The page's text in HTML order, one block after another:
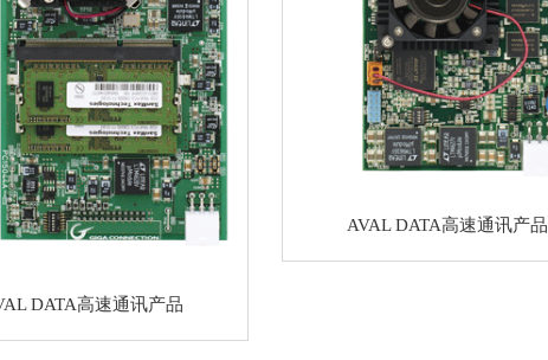
DATA高速通讯产品
AVAL DATA高速通讯产品